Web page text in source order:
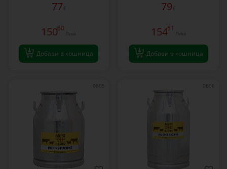
77 €
15060
Лева
Добави в кошница
79 €
15451
Лева
Добави в кошница
0605